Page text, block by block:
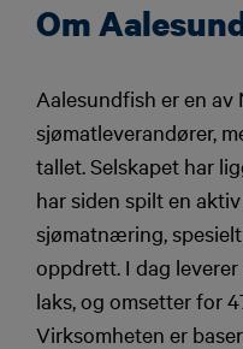
Om
Aalesundfish er en av
sjømatleverandører,
tallet. Selskapet har
har siden spilt en
sjømatnæring,
oppdrett. I dag
laks, og omsetter for
Virksomheten er